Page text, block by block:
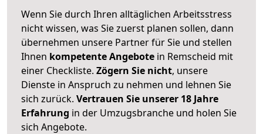
Wenn Sie durch Ihren alltäglichen Arbeitsstress
nicht wissen, was Sie zuerst planen sollen, dann
übernehmen unsere Partner für Sie und stellen
Ihnen kompetente Angebote in Remscheid mit
einer Checkliste. Zögern Sie nicht, unsere
Dienste in Anspruch zu nehmen und lehnen Sie
sich zurück. Vertrauen Sie unserer 18 Jahre
Erfahrung in der Umzugsbranche und holen Sie
sich Angebote.